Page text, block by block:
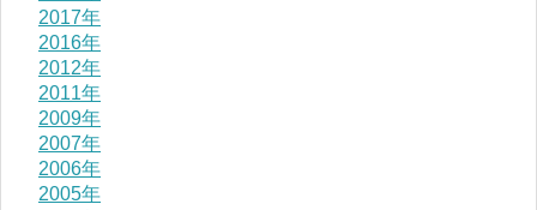
2017年
2016年
2012年
2011年
2009年
2007年
2006年
2005年